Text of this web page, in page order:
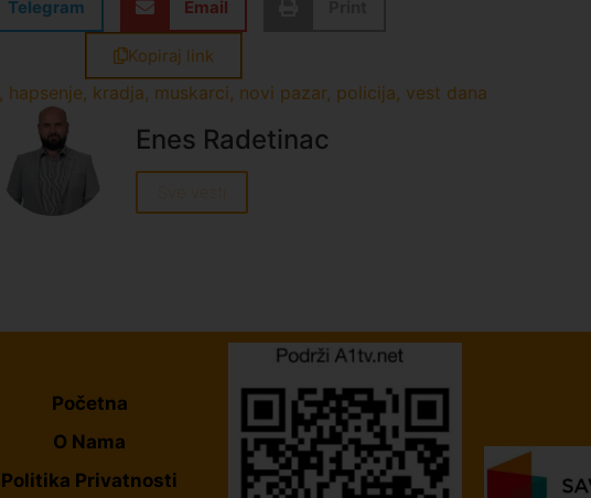
Telegram Email
Kopiraj link
, hapsenje, kradja, muskarci, novi pazar, policija, vest dana
Enes Radetinac
Sve vesti
Početna
O Nama
Politika Privatnosti